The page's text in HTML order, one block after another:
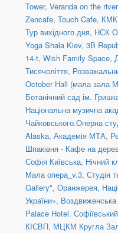
Tower, Veranda on the river
Zencafe, Touch Cafe,
Тур вихідного дня, НСК
Yoga Shala Kiev, 3B
14-t, Wish Family Space,
Тисячоліття,
October Hall (мала зала
Ботанічний сад ім.
Національна музична
Чайковського.Оперна
Alaska, Академія МТА,
Шпаківня - Кафе на
Софія Київська, Нічний
Мала опера_v.3, Студія
Gallery", Оранжерея,
України»,
Palace Hotel.
КІСВП, МЦКМ Кругла